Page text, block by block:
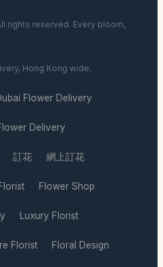
rights reserved. Every bloom,
Hong Kong wide.
Flower Delivery ·
Delivery ·
· 訂花 · 網上訂花 ·
· Flower Shop ·
· Luxury Florist ·
Florist · Floral Design ·